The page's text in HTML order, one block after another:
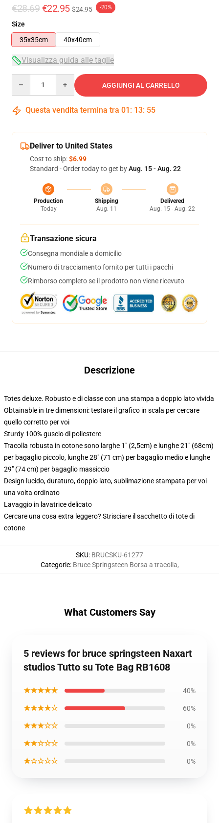
€28.69 €22.95 $24.95 -20%
Size
35x35cm
40x40cm
Visualizza guida alle taglie
AGGIUNGI AL CARRELLO
Questa vendita termina tra 01 : 13: 54
Deliver to United States
Cost to ship:$6.99
Standard - Order today to get byAug. 15 - Aug. 22
Production
Today
Shipping
Aug. 11
Delivered
Aug. 15 - Aug. 22
Transazione sicura
Consegna mondiale a domicilio
Numero di tracciamento fornito per tutti i pacchi
Rimborso completo se il prodotto non viene ricevuto
Descrizione
Totes deluxe. Robusto e di classe con una stampa a doppio lato vivida
Obtainable in tre dimensioni: testare il grafico in scala per cercare
quello corretto per voi
Sturdy 100% guscio di poliestere
Tracolla robusta in cotone sono larghe 1" (2,5cm) e lunghe 21" (68cm)
per bagaglio piccolo, lunghe 28" (71 cm) per bagaglio medio e lunghe
29" (74 cm) per bagaglio massiccio
Design lucido, duraturo, doppio lato, sublimazione stampata per voi
una volta ordinato
Lavaggio in lavatrice delicato
Cercare una cosa extra leggero? Strisciare il sacchetto di tote di
cotone
SKU: BRUCSKU-61277
Categorie: Bruce Springsteen Borsa a tracolla,
What Customers Say
5 reviews for bruce springsteen Naxart
studios Tutto su Tote Bag RB1608
★★★★★ 40%
★★★★☆ 60%
★★★☆☆ 0%
★★☆☆☆ 0%
★☆☆☆☆ 0%